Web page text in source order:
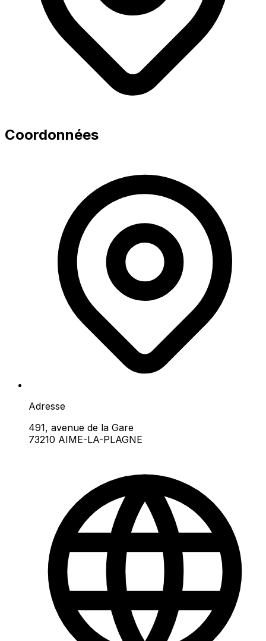
Coordonnées
Adresse
491, avenue de la Gare
73210 AIME-LA-PLAGNE